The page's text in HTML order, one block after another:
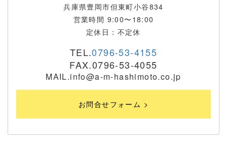
兵庫県豊岡市但東町小谷834
営業時間 9:00〜18:00
定休日：不定休
TEL.0796-53-4155
FAX.0796-53-4055
MAIL.info@a-m-hashimoto.co.jp
お問合せフォーム >